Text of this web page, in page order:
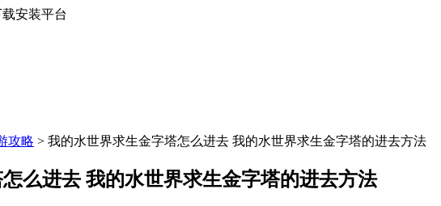
安装平台
攻略 > 我的水世界求生金字塔怎么进去 我的水世界求生金字塔的进去方法
么进去 我的水世界求生金字塔的进去方法